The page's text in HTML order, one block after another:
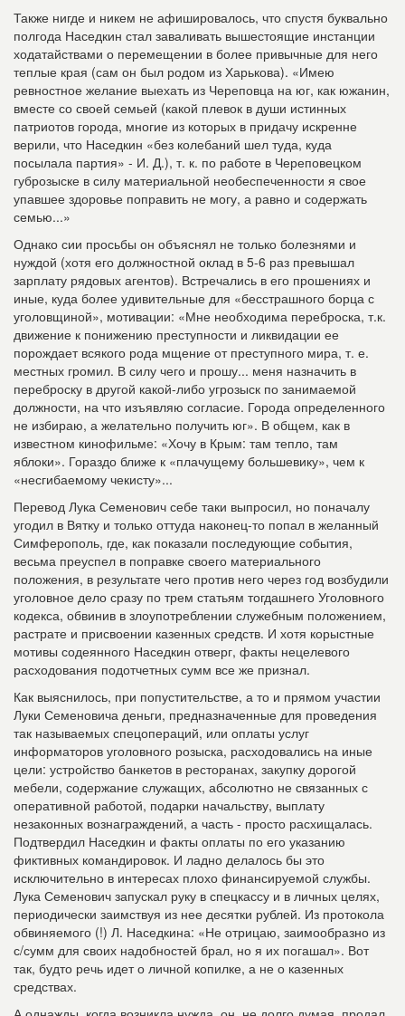
Также нигде и никем не афишировалось, что спустя буквально
полгода Наседкин стал заваливать вышестоящие инстанции
ходатайствами о перемещении в более привычные для него
теплые края (сам он был родом из Харькова). «Имею
ревностное желание выехать из Череповца на юг, как южанин,
вместе со своей семьей (какой плевок в души истинных
патриотов города, многие из которых в придачу искренне
верили, что Наседкин «без колебаний шел туда, куда
посылала партия» - И. Д.), т. к. по работе в Череповецком
губрозыске в силу материальной необеспеченности я свое
упавшее здоровье поправить не могу, а равно и содержать
семью...»
Однако сии просьбы он объяснял не только болезнями и
нуждой (хотя его должностной оклад в 5-6 раз превышал
зарплату рядовых агентов). Встречались в его прошениях и
иные, куда более удивительные для «бесстрашного борца с
уголовщиной», мотивации: «Мне необходима переброска, т.к.
движение к понижению преступности и ликвидации ее
порождает всякого рода мщение от преступного мира, т. е.
местных громил. В силу чего и прошу... меня назначить в
переброску в другой какой-либо угрозыск по занимаемой
должности, на что изъявляю согласие. Города определенного
не избираю, а желательно получить юг». В общем, как в
известном кинофильме: «Хочу в Крым: там тепло, там
яблоки». Гораздо ближе к «плачущему большевику», чем к
«несгибаемому чекисту»...
Перевод Лука Семенович себе таки выпросил, но поначалу
угодил в Вятку и только оттуда наконец-то попал в желанный
Симферополь, где, как показали последующие события,
весьма преуспел в поправке своего материального
положения, в результате чего против него через год возбудили
уголовное дело сразу по трем статьям тогдашнего Уголовного
кодекса, обвинив в злоупотреблении служебным положением,
растрате и присвоении казенных средств. И хотя корыстные
мотивы содеянного Наседкин отверг, факты нецелевого
расходования подотчетных сумм все же признал.
Как выяснилось, при попустительстве, а то и прямом участии
Луки Семеновича деньги, предназначенные для проведения
так называемых спецопераций, или оплаты услуг
информаторов уголовного розыска, расходовались на иные
цели: устройство банкетов в ресторанах, закупку дорогой
мебели, содержание служащих, абсолютно не связанных с
оперативной работой, подарки начальству, выплату
незаконных вознаграждений, а часть - просто расхищалась.
Подтвердил Наседкин и факты оплаты по его указанию
фиктивных командировок. И ладно делалось бы это
исключительно в интересах плохо финансируемой службы.
Лука Семенович запускал руку в спецкассу и в личных целях,
периодически заимствуя из нее десятки рублей. Из протокола
обвиняемого (!) Л. Наседкина: «Не отрицаю, заимообразно из
с/сумм для своих надобностей брал, но я их погашал». Вот
так, будто речь идет о личной копилке, а не о казенных
средствах.